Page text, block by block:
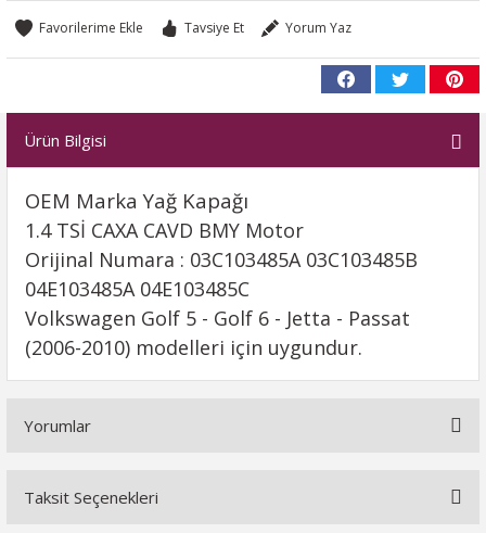
Tavsiye Et Yorum Yaz
Ürün Bilgisi
OEM Marka Yağ Kapağı
1.4 TSİ CAXA CAVD BMY Motor
Orijinal Numara : 03C103485A 03C103485B
04E103485A 04E103485C
Volkswagen Golf 5 - Golf 6 - Jetta - Passat
(2006-2010) modelleri için uygundur.
Yorumlar
Taksit Seçenekleri